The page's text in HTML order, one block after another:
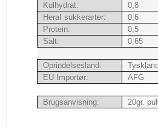
Kulhydrat:
0,8
Heraf sukkerarter:
0,6
Protein:
0,5
Salt:
0,65
Oprindelsesland:
Tyskland
EU Importør:
AFG
Brugsanvisning: 20gr.